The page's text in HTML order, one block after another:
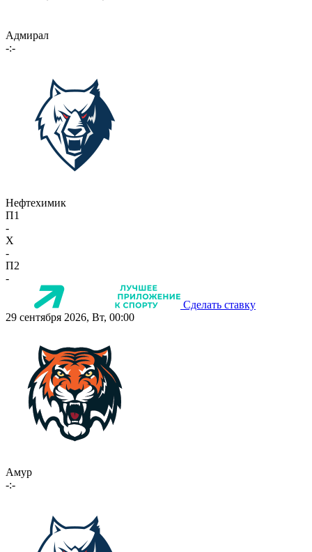
Адмирал
-:-
Нефтехимик
П1
-
X
-
П2
-
Сделать ставку
29 сентября 2026, Вт, 00:00
Амур
-:-